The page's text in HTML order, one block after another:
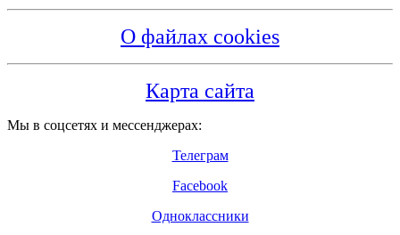
О файлах cookies
Карта сайта
Мы в соцсетях и мессенджерах:
Телеграм
Facebook
Одноклассники